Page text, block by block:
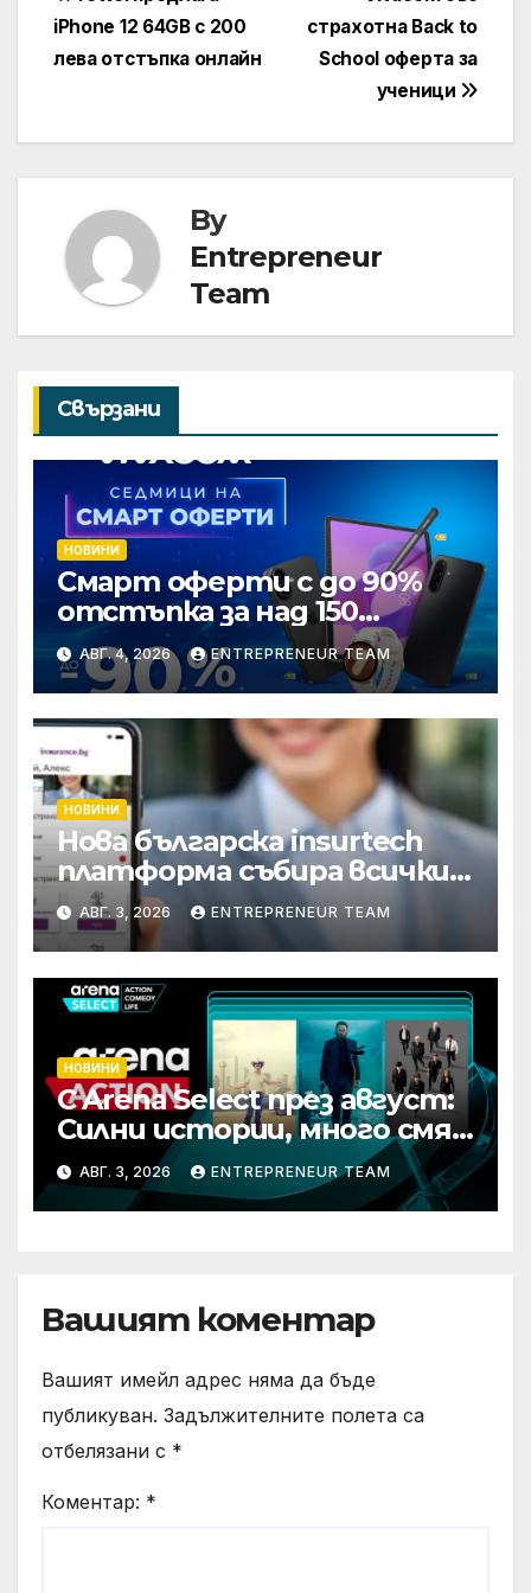
страхотна Back to
School оферта за
ученици
iPhone 12 64GB с 200
лева отстъпка онлайн
By
Entrepreneur
Team
Свързани
НОВИНИ
Смарт оферти с до 90%
отстъпка за над 150
устройства от Vivacom
през август
АВГ. 4, 2026 ENTREPRENEUR TEAM
НОВИНИ
Нова българска insurtech
платформа събира всички
застраховки на едно място
АВГ. 3, 2026 ENTREPRENEUR TEAM
НОВИНИ
С Arena Select през август:
Силни истории, много смях
и срещи с необикновени
герои
АВГ. 3, 2026 ENTREPRENEUR TEAM
Вашият коментар
Вашият имейл адрес няма да бъде
публикуван. Задължителните полета са
отбелязани с *
Коментар: *